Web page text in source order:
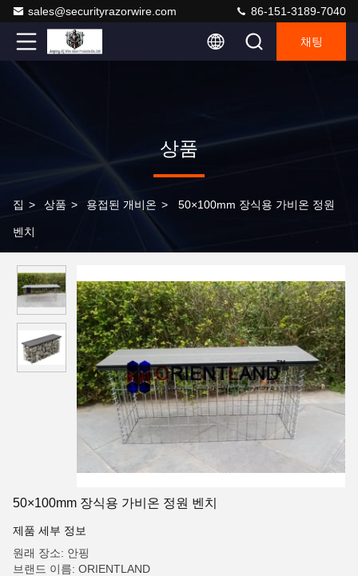
sales@securityrazorwire.com 86-151-3189-7040
채팅
상품
집 > 상품 > 용접된 개비온 > 50×100mm 장식용 가비온 정원
벤치
50×100mm 장식용 가비온 정원 벤치
제품 세부 정보
원래 장소: 안핑
브랜드 이름: ORIENTLAND